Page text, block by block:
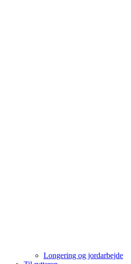
Longering og jordarbejde